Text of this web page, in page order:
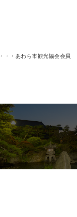
・・・あわら市観光協会会員